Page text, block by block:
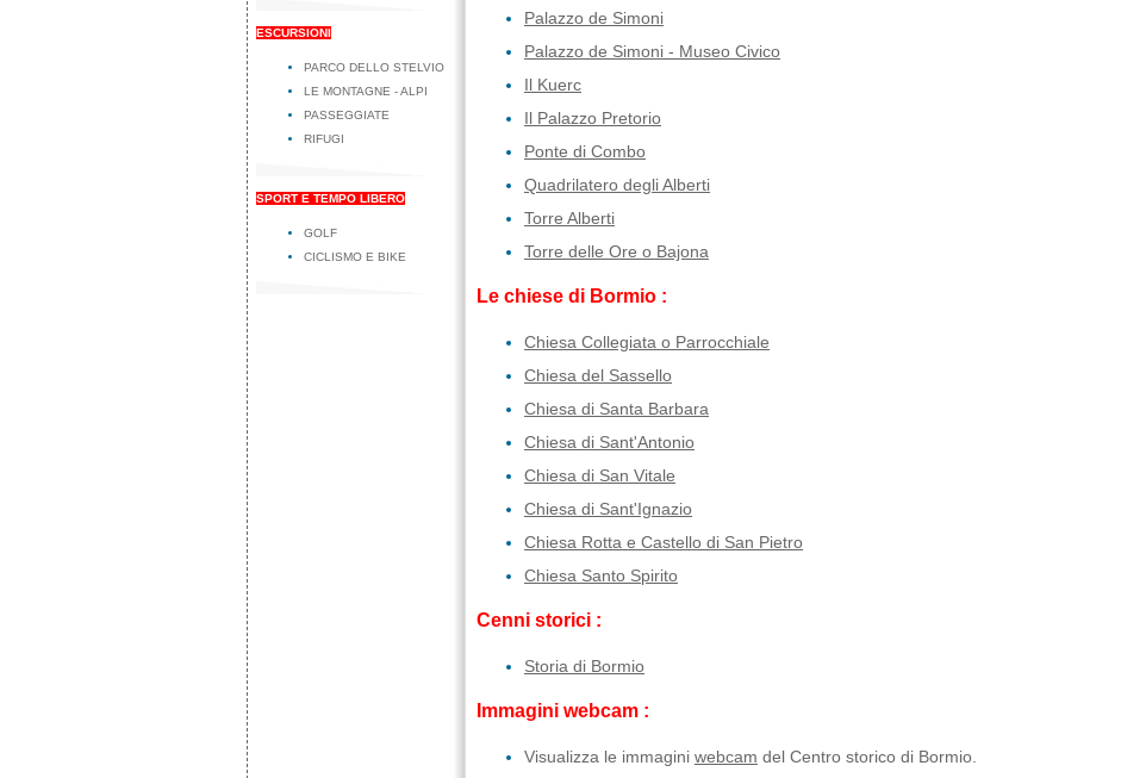
Palazzo de Simoni
Palazzo de Simoni - Museo Civico
Il Kuerc
Il Palazzo Pretorio
Ponte di Combo
Quadrilatero degli Alberti
Torre Alberti
Torre delle Ore o Bajona
Le chiese di Bormio :
Chiesa Collegiata o Parrocchiale
Chiesa del Sassello
Chiesa di Santa Barbara
Chiesa di Sant'Antonio
Chiesa di San Vitale
Chiesa di Sant'Ignazio
Chiesa Rotta e Castello di San Pietro
Chiesa Santo Spirito
Cenni storici :
Storia di Bormio
Immagini webcam :
Visualizza le immagini webcam del Centro storico di Bormio.
ESCURSIONI
PARCO DELLO STELVIO
LE MONTAGNE - ALPI
PASSEGGIATE
RIFUGI
SPORT E TEMPO LIBERO
GOLF
CICLISMO E BIKE